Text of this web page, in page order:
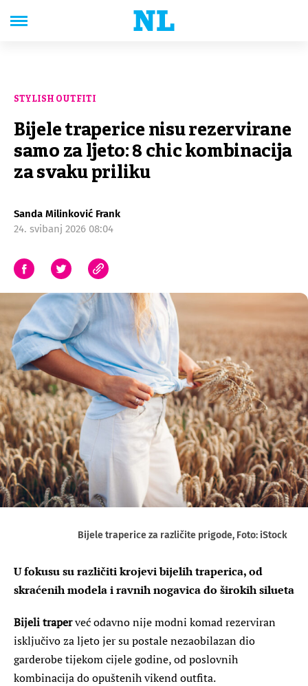
STYLISH OUTFITI
Bijele traperice nisu rezervirane
samo za ljeto: 8 chic kombinacija
za svaku priliku
Sanda Milinković Frank
24. svibanj 2026 08:04
Bijele traperice za različite prigode, Foto: iStock
U fokusu su različiti krojevi bijelih traperica, od
skraćenih modela i ravnih nogavica do širokih silueta
Bijeli traperveć odavno nije modni komad rezerviran
isključivo za ljeto jer su postale nezaobilazan dio
garderobe tijekom cijele godine, od poslovnih
kombinacija do opuštenih vikend outfita.